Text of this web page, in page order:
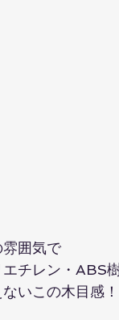
囲気で
チレン・ABS樹
いこの木目感！